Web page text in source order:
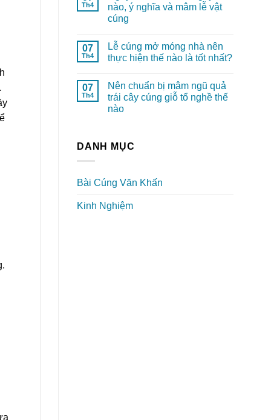
Th4
nào, ý nghĩa và mâm lễ vật
cúng
07
Th4
Lễ cúng mở móng nhà nên
thực hiện thế nào là tốt nhất?
07
Th4
Nên chuẩn bị mâm ngũ quả
trái cây cúng giỗ tổ nghề thế
nào
DANH MỤC
Bài Cúng Văn Khấn
Kinh Nghiệm